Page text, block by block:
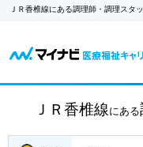
ＪＲ香椎線にある調理師・調理スタ
ＪＲ香椎線 にある